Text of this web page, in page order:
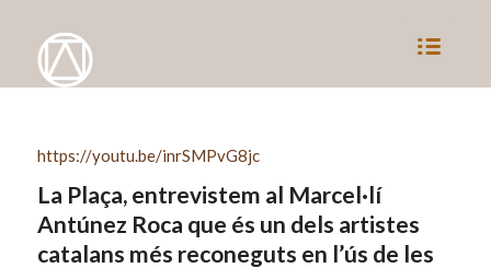
https://youtu.be/inrSMPvG8jc
La Plaça, entrevistem al Marcel·lí
Antúnez Roca que és un dels artistes
catalans més reconeguts en l’ús de les